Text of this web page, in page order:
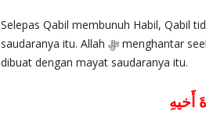
Selepas Qabil membunuh Habil, Qabil
saudaranya itu. Allah ‎ﷻ menghantar seekor burung gagak untuk mengajar Qabil apakah harus
dibuat dengan mayat saudaranya itu.
أَخيهِ